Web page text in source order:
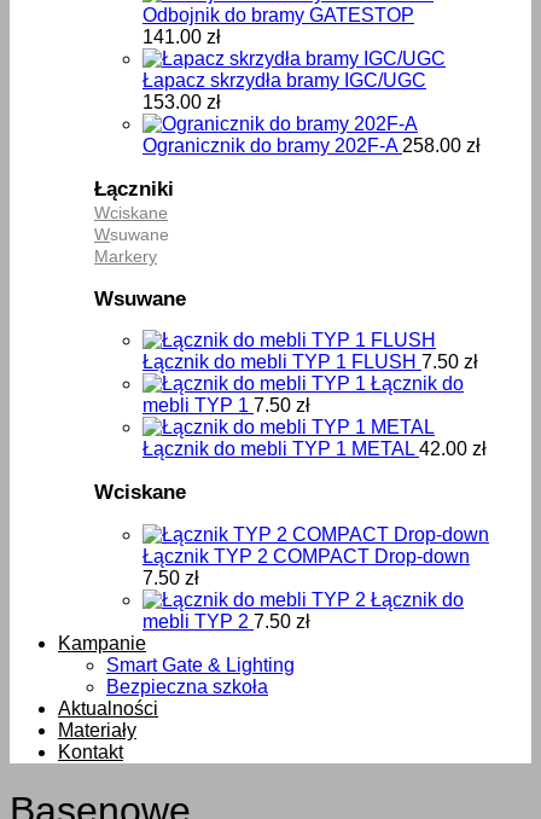
Odbojnik do bramy GATESTOP
141.00 zł
Łapacz skrzydła bramy IGC/UGC
153.00 zł
Ogranicznik do bramy 202F-A 258.00 zł
Łączniki
Wciskane
Wsuwane
Markery
Wsuwane
Łącznik do mebli TYP 1 FLUSH 7.50 zł
Łącznik do
mebli TYP 1 7.50 zł
Łącznik do mebli TYP 1 METAL 42.00 zł
Wciskane
Łącznik TYP 2 COMPACT Drop-down
7.50 zł
Łącznik do
mebli TYP 2 7.50 zł
Kampanie
Smart Gate & Lighting
Bezpieczna szkoła
Aktualności
Materiały
Kontakt